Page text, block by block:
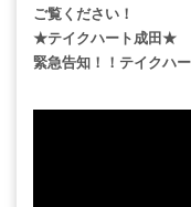
ご覧ください！
★テイクハート成田★
緊急告知！！テイクハ